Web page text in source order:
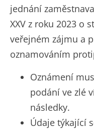
jednání
XXV z roku 2023 o
veřejném zájmu a
oznamováním
Oznámení
podání ve zlé
následky.
Údaje týkající